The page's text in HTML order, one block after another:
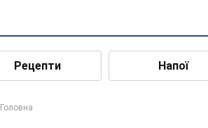
Рецепти Напої
Головна